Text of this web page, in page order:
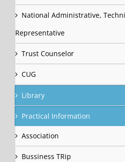
National Administrative,
Representative
Trust Counselor
CUG
Library
Practical Information
Association
Bussiness TRip